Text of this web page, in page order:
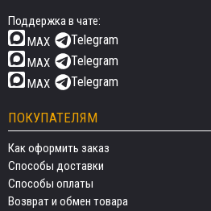
Поддержка в чате:
MAX
Telegram
MAX Telegram
MAX Telegram
ПОКУПАТЕЛЯМ
Как оформить заказ
Способы доставки
Способы оплаты
Возврат и обмен товара